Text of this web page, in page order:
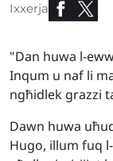
Ixxerja
"Dan huwa l-
Inqum u naf li
ngħidlek grazzi
Dawn huwa
Hugo, illum fuq